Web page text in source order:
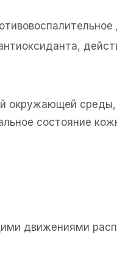
окружающей
состояние
движениями